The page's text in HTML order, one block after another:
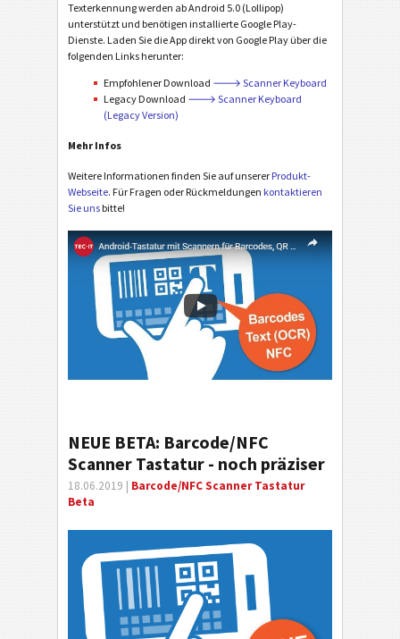
Texterkennung werden ab Android 5.0 (Lollipop)
unterstützt und benötigen installierte Google Play-
Dienste. Laden Sie die App direkt von Google Play über die
folgenden Links herunter:
Empfohlener Download 🡒 Scanner Keyboard
Legacy Download 🡒 Scanner Keyboard
(Legacy Version)
Mehr Infos
Weitere Informationen finden Sie auf unserer Produkt-
Webseite. Für Fragen oder Rückmeldungen kontaktieren
Sie uns bitte!
NEUE BETA: Barcode/NFC
Scanner Tastatur - noch präziser
18.06.2019 | Barcode/NFC Scanner Tastatur
Beta